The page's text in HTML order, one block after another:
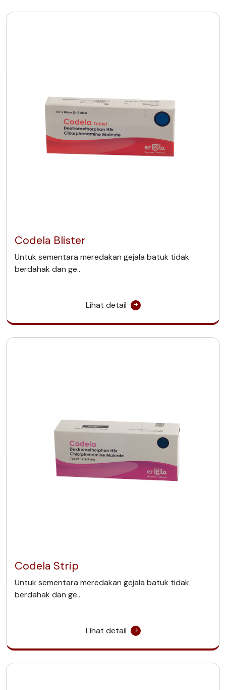
Codela Blister
Untuk sementara meredakan gejala batuk tidak
berdahak dan ge..
Lihat detail
Codela Strip
Untuk sementara meredakan gejala batuk tidak
berdahak dan ge..
Lihat detail